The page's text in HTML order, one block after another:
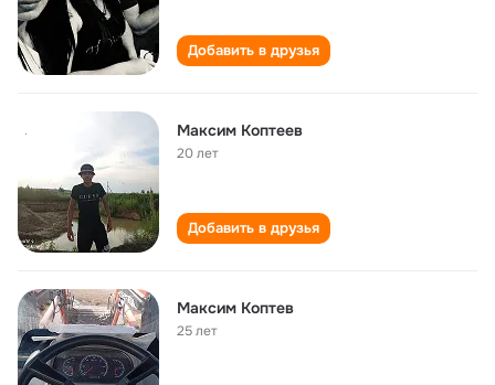
Добавить в друзья
Максим Коптеев
20 лет
Добавить в друзья
Максим Коптев
25 лет